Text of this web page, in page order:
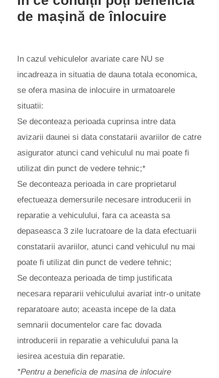
de mașină de înlocuire
In cazul vehiculelor avariate care NU se
incadreaza in situatia de dauna totala economica,
se ofera masina de inlocuire in urmatoarele
situatii:
Se deconteaza perioada cuprinsa intre data
avizarii daunei si data constatarii avariilor de catre
asigurator atunci cand vehiculul nu mai poate fi
utilizat din punct de vedere tehnic;*
Se deconteaza perioada in care proprietarul
efectueaza demersurile necesare introducerii in
reparatie a vehiculului, fara ca aceasta sa
depaseasca 3 zile lucratoare de la data efectuarii
constatarii avariilor, atunci cand vehiculul nu mai
poate fi utilizat din punct de vedere tehnic;
Se deconteaza perioada de timp justificata
necesara repararii vehiculului avariat intr-o unitate
reparatoare auto; aceasta incepe de la data
semnarii documentelor care fac dovada
introducerii in reparatie a vehiculului pana la
iesirea acestuia din reparatie.
*Pentru a beneficia de masina de inlocuire